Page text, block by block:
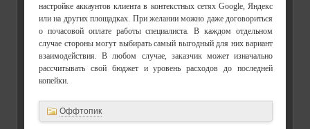
настройке аккаунтов клиента в контекстных сетях Google, Яндекс
или на других площадках. При желании можно даже договориться
о почасовой оплате работы специалиста. В каждом отдельном
случае стороны могут выбирать самый выгодный для них вариант
взаимодействия. В любом случае, заказчик может изначально
рассчитывать свой бюджет и уровень расходов до последней
копейки.
Оффтопик